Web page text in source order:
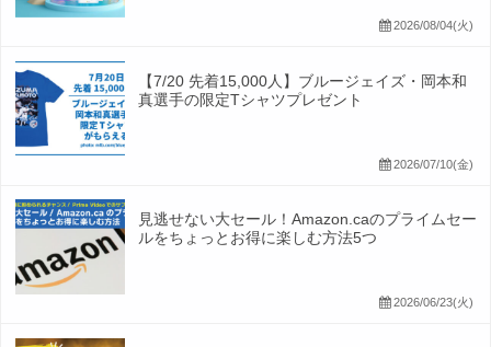
2026/08/04(火)
【7/20 先着15,000人】ブルージェイズ・岡本和
真選手の限定Tシャツプレゼント
2026/07/10(金)
見逃せない大セール！Amazon.caのプライムセー
ルをちょっとお得に楽しむ方法5つ
2026/06/23(火)